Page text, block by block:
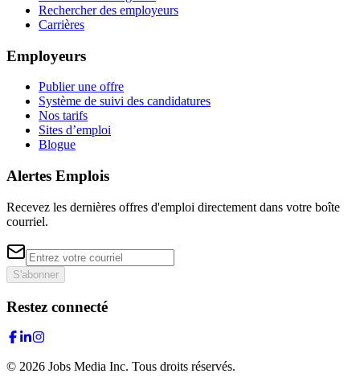
Rechercher des employeurs
Carrières
Employeurs
Publier une offre
Système de suivi des candidatures
Nos tarifs
Sites d’emploi
Blogue
Alertes Emplois
Recevez les dernières offres d'emploi directement dans votre boîte
courriel.
S'abonner
Restez connecté
© 2026 Jobs Media Inc. Tous droits réservés.